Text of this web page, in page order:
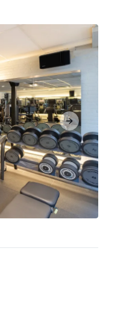
Next slide